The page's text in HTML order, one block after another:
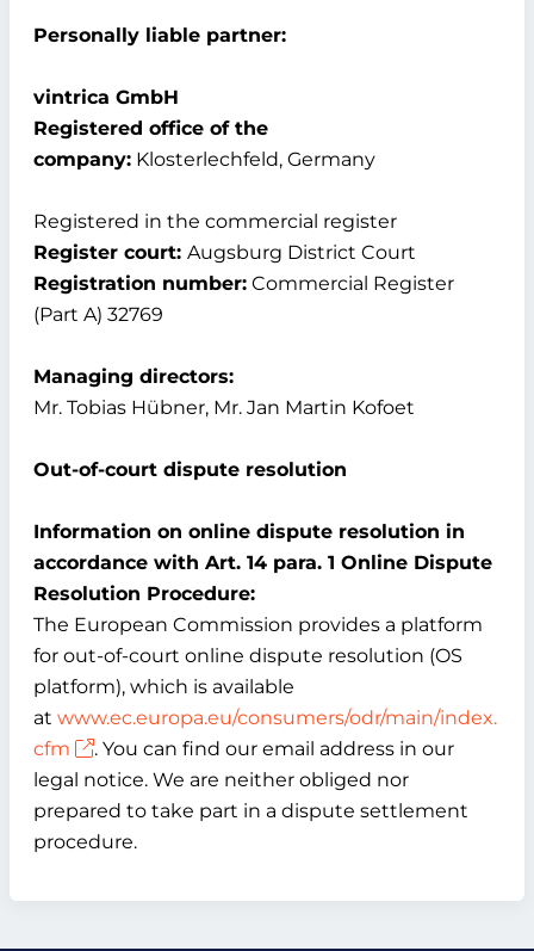
Personally liable partner:
vintrica GmbH
Registered office of the
company: Klosterlechfeld, Germany
Registered in the commercial register
Register court: Augsburg District Court
Registration number: Commercial Register
(Part A) 32769
Managing directors:
Mr. Tobias Hübner, Mr. Jan Martin Kofoet
Out-of-court dispute resolution
Information on online dispute resolution in
accordance with Art. 14 para. 1 Online Dispute
Resolution Procedure:
The European Commission provides a platform
for out-of-court online dispute resolution (OS
platform), which is available
at www.ec.europa.eu/consumers/odr/main/index.
cfm
. You can find our email address in our
legal notice. We are neither obliged nor
prepared to take part in a dispute settlement
procedure.